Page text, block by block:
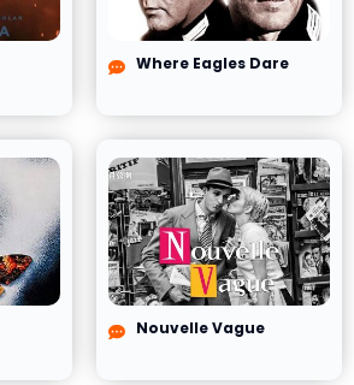
Where Eagles Dare
Nouvelle Vague